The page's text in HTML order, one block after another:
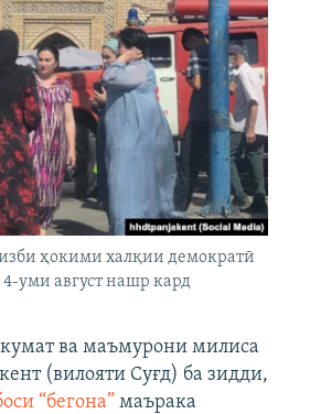
ҳокими халқии демократӣ
уми август нашр кард
ва маъмурони милиса
(вилояти Суғд) ба зидди,
“бегона” маърака